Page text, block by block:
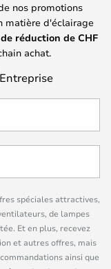
nos promotions
matière d'éclairage
réduction de CHF
achat.
Entreprise
spéciales attractives,
de lampes
Et en plus, recevez
et autres offres, mais
ainsi que